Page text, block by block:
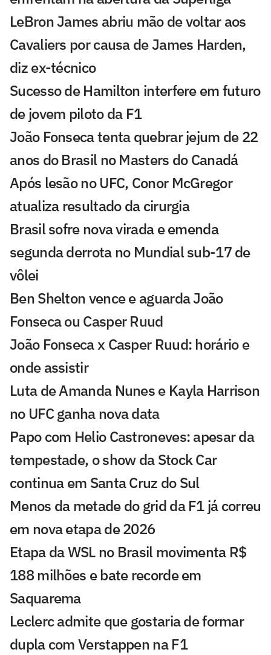
LeBron James abriu mão de voltar aos
Cavaliers por causa de James Harden,
diz ex-técnico
Sucesso de Hamilton interfere em futuro
de jovem piloto da F1
João Fonseca tenta quebrar jejum de 22
anos do Brasil no Masters do Canadá
Após lesão no UFC, Conor McGregor
atualiza resultado da cirurgia
Brasil sofre nova virada e emenda
segunda derrota no Mundial sub-17 de
vôlei
Ben Shelton vence e aguarda João
Fonseca ou Casper Ruud
João Fonseca x Casper Ruud: horário e
onde assistir
Luta de Amanda Nunes e Kayla Harrison
no UFC ganha nova data
Papo com Helio Castroneves: apesar da
tempestade, o show da Stock Car
continua em Santa Cruz do Sul
Menos da metade do grid da F1 já correu
em nova etapa de 2026
Etapa da WSL no Brasil movimenta R$
188 milhões e bate recorde em
Saquarema
Leclerc admite que gostaria de formar
dupla com Verstappen na F1